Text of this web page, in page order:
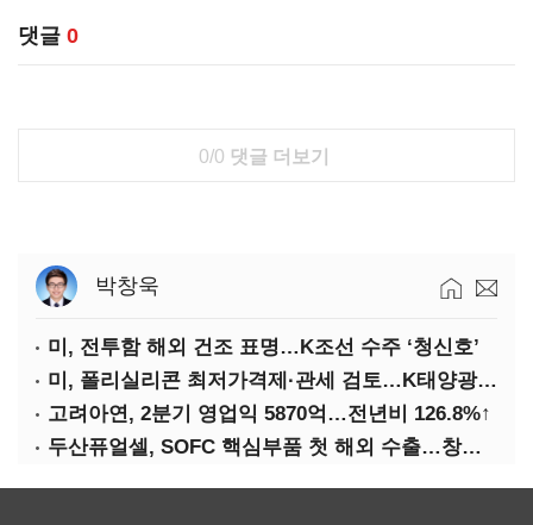
댓글 0
0/0 댓글 더보기
박창욱
미, 전투함 해외 건조 표명…K조선 수주 ‘청신호’
미, 폴리실리콘 최저가격제·관세 검토…K태양광 입지 확대 기대
고려아연, 2분기 영업익 5870억…전년비 126.8%↑
두산퓨얼셀, SOFC 핵심부품 첫 해외 수출…창사 이래 최대 규모